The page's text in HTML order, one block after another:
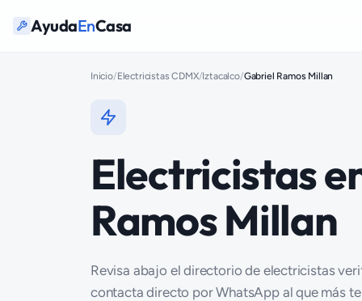
AyudaEnCasa
Inicio/Electricistas CDMX/Iztacalco/Gabriel Ramos Millan
Electricistas
Ramos Millan
Revisa abajo el directorio de electricistas
contacta directo por WhatsApp al que más